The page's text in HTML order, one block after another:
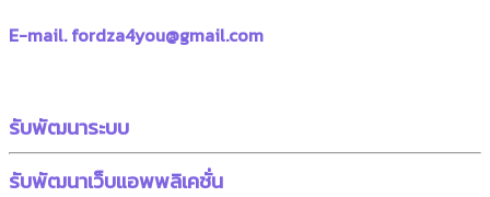
E-mail. fordza4you@gmail.com
รับพัฒนาระบบ
รับพัฒนาเว็บแอพพลิเคชั่น